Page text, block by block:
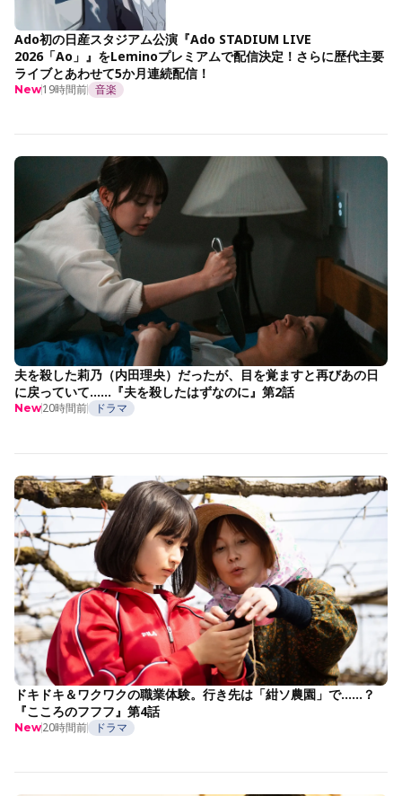
Ado初の日産スタジアム公演『Ado STADIUM LIVE
2026「Ao」』をLeminoプレミアムで配信決定！さらに歴代主要
ライブとあわせて5か月連続配信！
New19時間前 音楽
夫を殺した莉乃（内田理央）だったが、目を覚ますと再びあの日
に戻っていて……『夫を殺したはずなのに』第2話
New20時間前 ドラマ
ドキドキ＆ワクワクの職業体験。行き先は「紺ソ農園」で……？
『こころのフフフ』第4話
New20時間前 ドラマ